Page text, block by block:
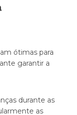
ótimas para
garantir a
durante as
as